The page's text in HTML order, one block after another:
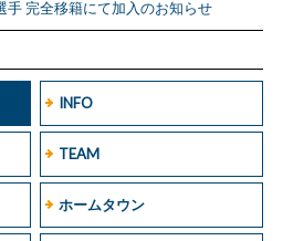
INFO
TEAM
ホームタウン
手 完全移籍にて加入のお知らせ